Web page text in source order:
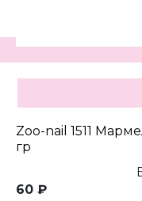
Zoo-nail 1511
гр
60 ₽